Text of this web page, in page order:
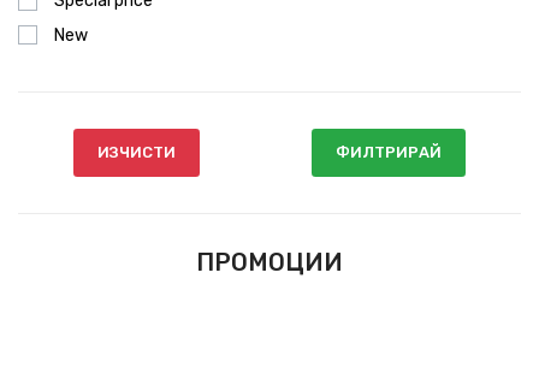
New
ИЗЧИСТИ ФИЛТРИРАЙ
ПРОМОЦИИ